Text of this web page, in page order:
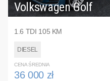
Volkswagen Golf
1.6 TDI 105 KM
DIESEL
CENA ŚREDNIA
36 000 zł